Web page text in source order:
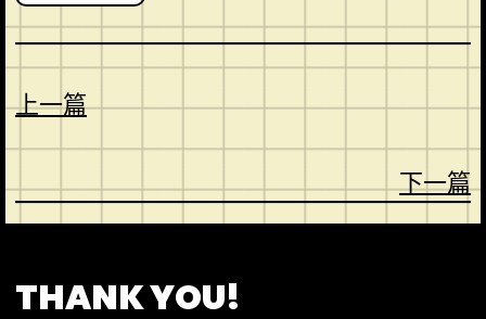
上一篇
下一篇
THANK YOU!